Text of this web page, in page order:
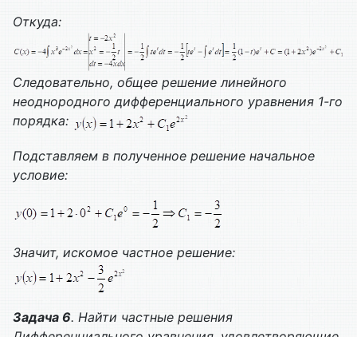
Откуда:
Следовательно, общее решение линейного
неоднородного дифференциального уравнения 1-го
порядка:
Подставляем в полученное решение начальное
условие:
Значит, искомое частное решение:
Задача 6. Найти частные решения